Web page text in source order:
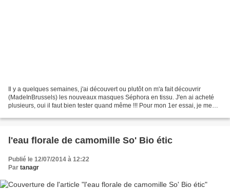
Il y a quelques semaines, j'ai découvert ou plutôt on m'a fait découvrir
(MadeInBrussels) les nouveaux masques Séphora en tissu. J'en ai acheté
plusieurs, oui il faut bien tester quand même !!! Pour mon 1er essai, je me
l'eau florale de camomille So' Bio étic
Publié le 12/07/2014 à 12:22
Par tanagr